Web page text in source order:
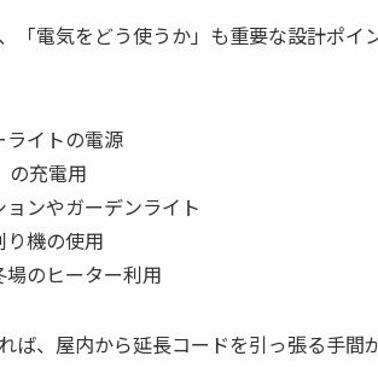
「電気をどう使うか」も重要な設計ポイ
ライトの電源
の充電用
ンやガーデンライト
機の使用
のヒーター利用
ば、屋内から延長コードを引っ張る手間